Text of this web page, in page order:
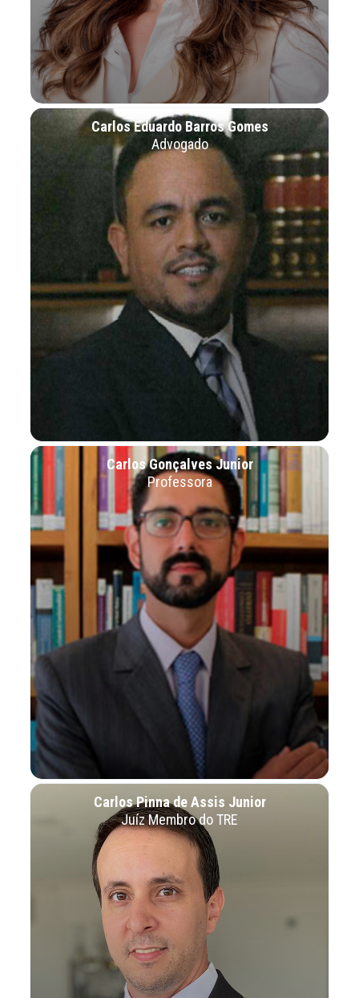
Carlos Eduardo Barros Gomes
Advogado
Carlos Gonçalves Junior
Professora
Carlos Pinna de Assis Junior
Juíz Membro do TRE